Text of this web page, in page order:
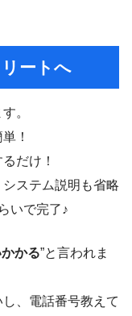
ートへ
。
！
だけ！
ステム説明も省略
いで完了♪
かる”と言われま
、電話番号教えて